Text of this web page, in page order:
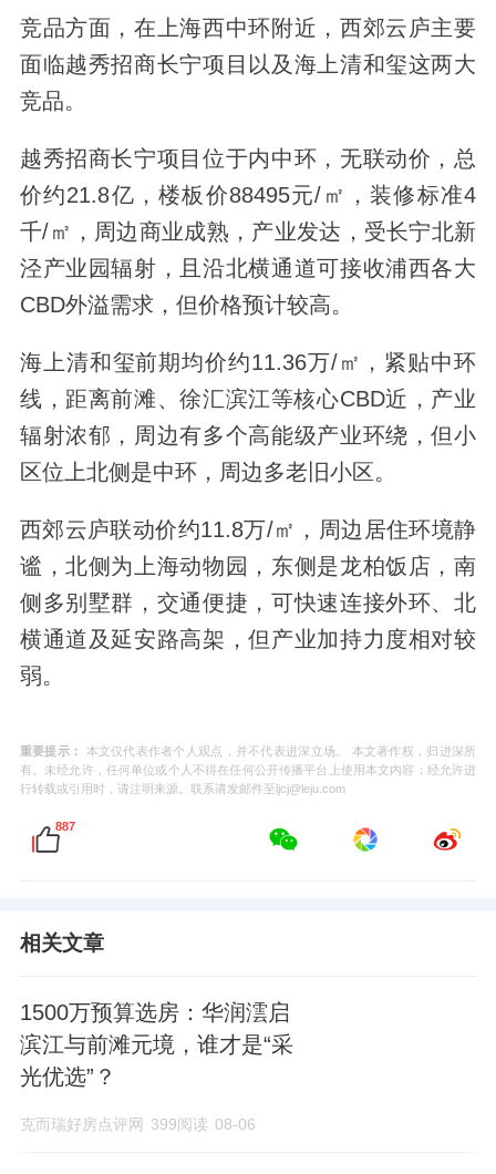
竞品方面，在上海西中环附近，西郊云庐主要
面临越秀招商长宁项目以及海上清和玺这两大
竞品。
越秀招商长宁项目位于内中环，无联动价，总
价约21.8亿，楼板价88495元/㎡，装修标准4
千/㎡，周边商业成熟，产业发达，受长宁北新
泾产业园辐射，且沿北横通道可接收浦西各大
CBD外溢需求，但价格预计较高。
海上清和玺前期均价约11.36万/㎡，紧贴中环
线，距离前滩、徐汇滨江等核心CBD近，产业
辐射浓郁，周边有多个高能级产业环绕，但小
区位上北侧是中环，周边多老旧小区。
西郊云庐联动价约11.8万/㎡，周边居住环境静
谧，北侧为上海动物园，东侧是龙柏饭店，南
侧多别墅群，交通便捷，可快速连接外环、北
横通道及延安路高架，但产业加持力度相对较
弱。
重要提示：
本文仅代表作者个人观点，并不代表进深立场。 本文著作权，归进深所
有。未经允许，任何单位或个人不得在任何公开传播平台上使用本文内容；经允许进
行转载或引用时，请注明来源。联系请发邮件至ljcj@leju.com
887
相关文章
1500万预算选房：华润澐启
滨江与前滩元境，谁才是“采
光优选”？
克而瑞好房点评网 399阅读 08-06